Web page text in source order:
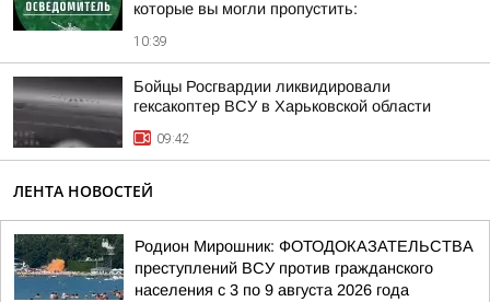
которые вы могли пропустить:
10:39
Бойцы Росгвардии ликвидировали
гексакоптер ВСУ в Харьковской области
09:42
ЛЕНТА НОВОСТЕЙ
Родион Мирошник: ФОТОДОКАЗАТЕЛЬСТВА
преступлений ВСУ против гражданского
населения с 3 по 9 августа 2026 года